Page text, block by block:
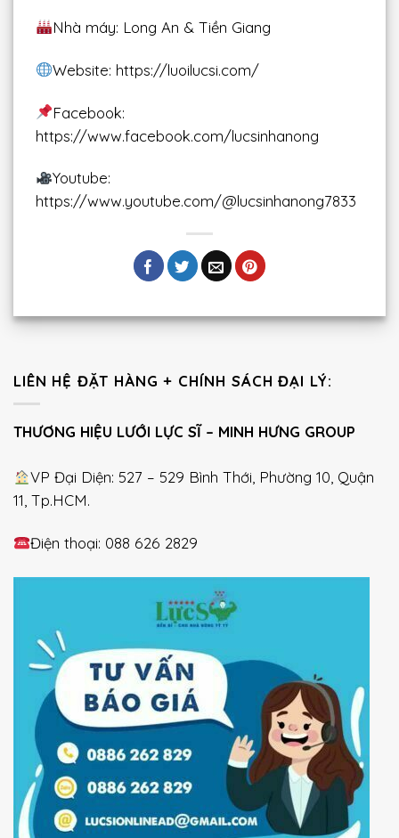
Nhà máy: Long An & Tiền Giang
Website: https://luoilucsi.com/
Facebook:
https://www.facebook.com/lucsinhanong
Youtube:
https://www.youtube.com/@lucsinhanong7833
LIÊN HỆ ĐẶT HÀNG + CHÍNH SÁCH ĐẠI LÝ:
THƯƠNG HIỆU LƯỚI LỰC SĨ – MINH HƯNG GROUP
VP Đại Diện: 527 – 529 Bình Thới, Phường 10, Quận
11, Tp.HCM.
Điện thoại: 088 626 2829